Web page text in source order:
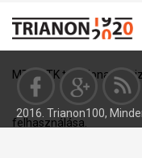
MTA BTK tulajdona, és
felhasználása.
2016. Trianon100,